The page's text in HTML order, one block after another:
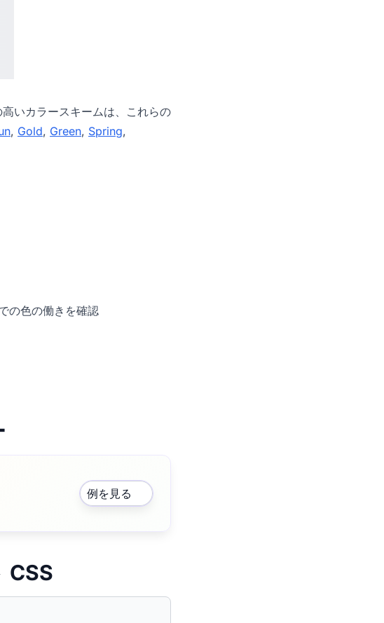
いカラースキームは、これらの
, Gold, Green, Spring,
の色の働きを確認
例を見る
CSS